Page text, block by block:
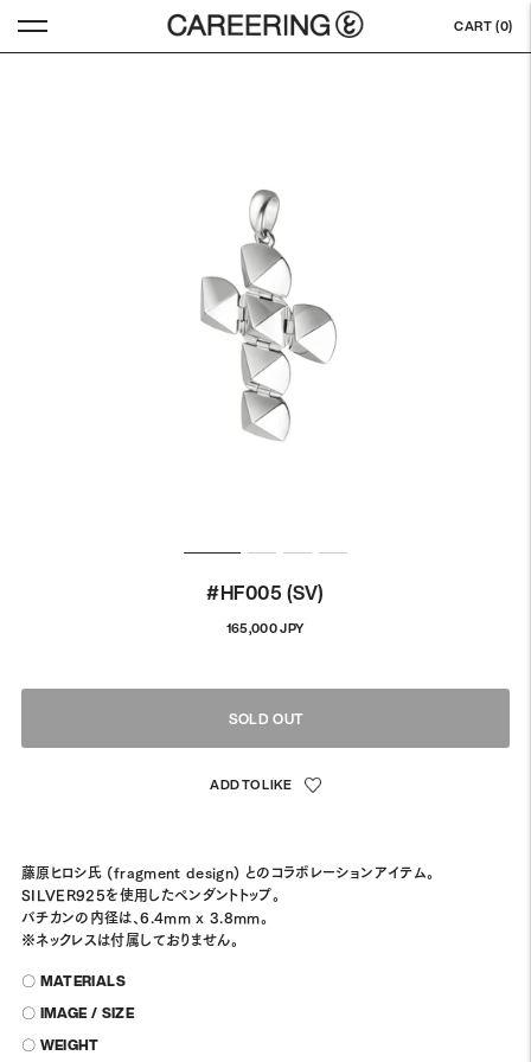
CART (0)
#HF005 (SV)
165,000 JPYRegular
SOLD OUT
藤原ヒロシ氏 (fragment design) とのコラボレーションアイテム。
SILVER925を使用したペンダントトップ。
バチカンの内径は、6.4mm x 3.8mm。
※ネックレスは付属しておりません。
〇 MATERIALS
〇 IMAGE / SIZE
〇 WEIGHT